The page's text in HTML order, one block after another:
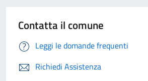
Contatta il comune
Leggi le domande frequenti
Richiedi Assistenza